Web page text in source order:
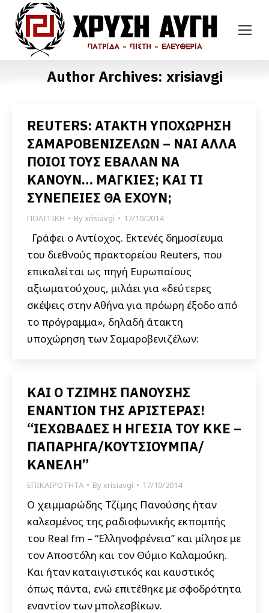
Author Archives: xrisiavgi
REUTERS: ΑΤΑΚΤΗ ΥΠΟΧΩΡΗΣΗ
ΣΑΜΑΡΟΒΕΝΙΖΕΛΩΝ – ΝΑΙ ΑΛΛΑ
ΠΟΙΟΙ ΤΟΥΣ ΕΒΑΛΑΝ ΝΑ
ΚΑΝΟΥΝ… ΜΑΓΚΙΕΣ; ΚΑΙ ΤΙ
ΣΥΝΕΠΕΙΕΣ ΘΑ ΕΧΟΥΝ;
ΠΟΛΙΤΙΚΗ Byxrisiavgi 17/10/2014
Γράφει ο Αντίοχος. Εκτενές δημοσίευμα
του διεθνούς πρακτορείου Reuters, που
επικαλείται ως πηγή Ευρωπαίους
αξιωματούχους, μιλάει για «δεύτερες
σκέψεις στην Αθήνα για πρόωρη έξοδο από
το πρόγραμμα», δηλαδή άτακτη
υποχώρηση των Σαμαροβενιζέλων:
ΚΑΙ Ο ΤΖΙΜΗΣ ΠΑΝΟΥΣΗΣ
ΕΝΑΝΤΙΟΝ ΤΗΣ ΑΡΙΣΤΕΡΑΣ!
“ΙΕΧΩΒΑΔΕΣ Η ΗΓΕΣΙΑ ΤΟΥ ΚΚΕ –
ΠΑΠΑΡΗΓΑ/ΚΟΥΤΣΙΟΥΜΠΑ/
ΚΑΝΕΛΗ”
ΕΠΙΚΑΙΡΟΤΗΤΑ Byxrisiavgi 17/10/2014
Ο χειμμαρώδης Τζίμης Πανούσης ήταν
καλεσμένος της ραδιοφωνικής εκπομπής
του Real fm – “Ελληνοφρένεια” και μίλησε με
τον Αποστόλη και τον Θύμιο Καλαμούκη.
Και ήταν καταιγιστικός και καυστικός
όπως πάντα, ενώ επιτέθηκε με σφοδρότητα
εναντίον των μπολεσβίκων.